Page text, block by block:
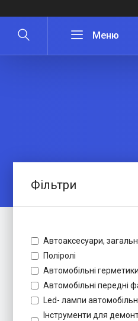
Фільтри
Автоаксесуари,
Поліролі
Автомобільні
Автомобільні передні
Led- лампи
Інструменти для